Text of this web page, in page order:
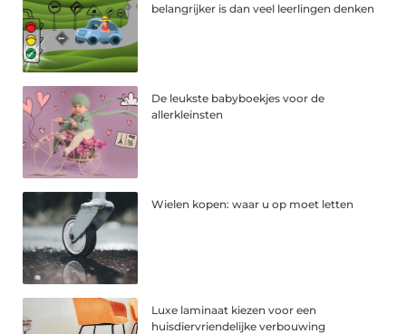
belangrijker is dan veel leerlingen denken
De leukste babyboekjes voor de
allerkleinsten
Wielen kopen: waar u op moet letten
Luxe laminaat kiezen voor een
huisdiervriendelijke verbouwing